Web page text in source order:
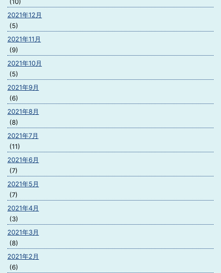
2021年12月
(5)
2021年11月
(9)
2021年10月
(5)
2021年9月
(6)
2021年8月
(8)
2021年7月
(11)
2021年6月
(7)
2021年5月
(7)
2021年4月
(3)
2021年3月
(8)
2021年2月
(6)